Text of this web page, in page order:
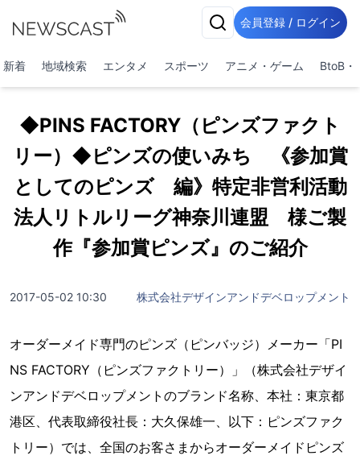
会員登録 / ログイン
新着 地域検索 エンタメ スポーツ アニメ・ゲーム BtoB・
◆PINS FACTORY（ピンズファクト
リー）◆ピンズの使いみち 《参加賞
としてのピンズ 編》特定非営利活動
法人リトルリーグ神奈川連盟 様ご製
作『参加賞ピンズ』のご紹介
2017-05-02 10:30 株式会社デザインアンドデベロップメント
オーダーメイド専門のピンズ（ピンバッジ）メーカー「PI
NS FACTORY（ピンズファクトリー）」（株式会社デザイ
ンアンドデベロップメントのブランド名称、本社：東京都
港区、代表取締役社長：大久保雄一、以下：ピンズファク
トリー）では、全国のお客さまからオーダーメイドピンズ